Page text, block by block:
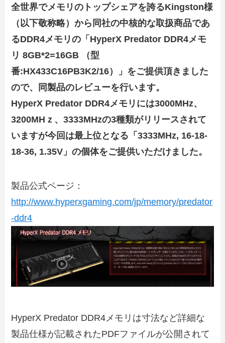
全世界でメモリのトップシェアを誇るKingston様
（以下敬称略）から同社の中核的な取扱商品であ
るDDR4メモリの「HyperX Predator DDR4メモ
リ 8GB*2=16GB （型
番:HX433C16PB3K2/16）」をご提供頂きました
ので、同製品のレビューを行います。
HyperX Predator DDR4メモリには3000MHz、
3200MHｚ、3333MHzの3種類がリリースされて
いますが今回は最上位となる「3333MHz, 16-18-
18-36, 1.35V」の個体をご提供いただけました。
製品公式ページ：
http://www.hyperxgaming.com/jp/memory/predator
-ddr4
HyperX Predator DDR4メモリは寸法など詳細な
製品仕様が記載されたPDFファイルが公開されて